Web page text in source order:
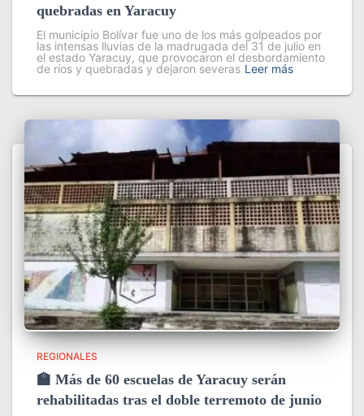
quebradas en Yaracuy
El municipio Bolívar fue uno de los más golpeados por
las intensas lluvias de la madrugada del 31 de julio en
el estado Yaracuy, que provocaron el desbordamiento
de ríos y quebradas y dejaron severas Leer más
REGIONALES
🏫 Más de 60 escuelas de Yaracuy serán
rehabilitadas tras el doble terremoto de junio